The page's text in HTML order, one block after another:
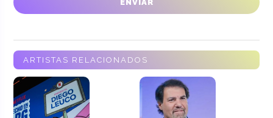
ARTISTAS RELACIONADOS